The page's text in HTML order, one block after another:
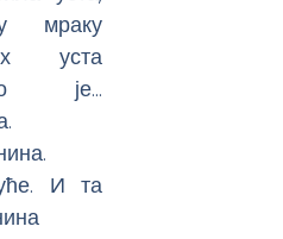
уста
је…
И та